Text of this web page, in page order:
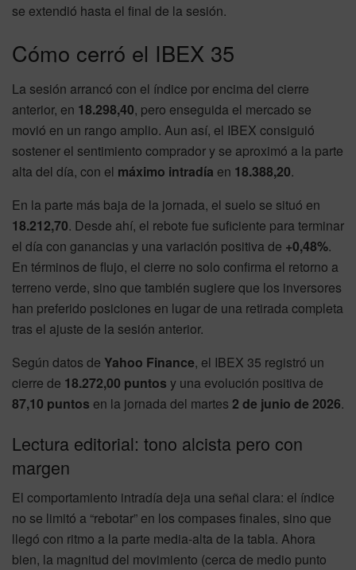
se extendió hasta el final de la sesión.
Cómo cerró el IBEX 35
La sesión arrancó con el índice por encima del cierre
anterior, en 18.298,40, pero enseguida el mercado se
movió en un rango amplio. Aun así, el IBEX consiguió
sostener el sentimiento comprador y se aproximó a la parte
alta del día, con el máximo intradía en 18.388,20.
En la parte más baja de la jornada, el suelo se situó en
18.212,70. Desde ahí, el rebote fue suficiente para terminar
el día con ganancias y una variación positiva de +0,48%.
En términos de flujo, el cierre no solo confirma el retorno a
terreno verde, sino que también sugiere que los inversores
han preferido posiciones en lugar de una retirada completa
tras el ajuste de la sesión anterior.
Según datos de Yahoo Finance, el IBEX 35 registró un
cierre de 18.272,00 puntos y una evolución positiva de
87,10 puntos en la jornada del martes 2 de junio de 2026.
Lectura editorial: tono alcista pero con
margen
El comportamiento intradía deja una señal clara: el índice
no se limitó a “rebotar” en los compases finales, sino que
llegó con ritmo a la parte media-alta de la tabla. Ahora
bien, la magnitud del movimiento (cerca de medio punto